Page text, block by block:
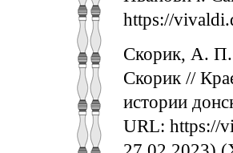
https://
Скорик, А.
Скорик //
истории
URL: https://